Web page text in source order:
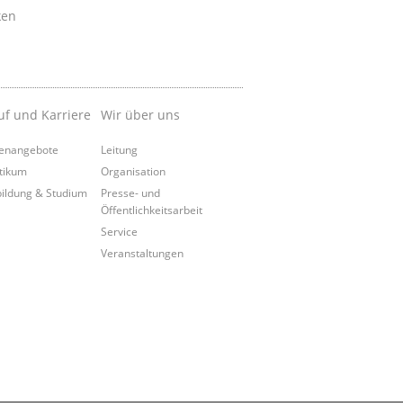
und Karriere
& Studium
Wir über uns
Leitung
Organisation
Presse- und
Öffentlichkeitsarbeit
Service
Veranstaltungen